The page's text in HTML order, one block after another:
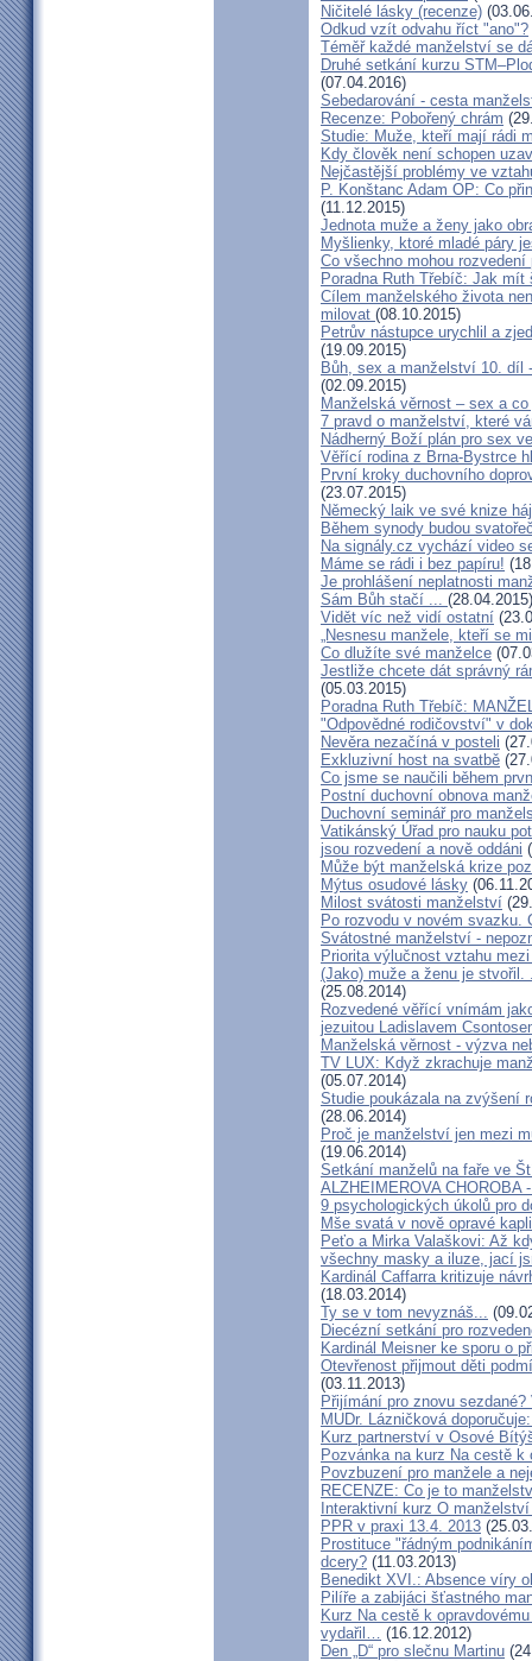
Ničitelé lásky (recenze)
Odkud vzít odvahu říct "ano"?
Téměř každé manželství se
Druhé setkání kurzu
(07.04.2016)
Sebedarování - cesta
Recenze: Pobořený chrám
Studie: Muže, kteří mají rádi
Kdy člověk není schopen
Nejčastější problémy ve
P. Konštanc Adam OP: Co
(11.12.2015)
Jednota muže a ženy jako
Myšlienky, ktoré mladé páry
Co všechno mohou
Poradna Ruth Třebíč: Jak
Cílem manželského života
milovat (08.10.2015)
Petrův nástupce urychlil a
(19.09.2015)
Bůh, sex a manželství 10. díl
(02.09.2015)
Manželská věrnost – sex a
7 pravd o manželství, které
Nádherný Boží plán pro sex
Věřící rodina z Brna-Bystrce
První kroky duchovního
(23.07.2015)
Německý laik ve své knize
Během synody budou
Na signály.cz vychází video
Máme se rádi i bez papíru!
Je prohlášení neplatnosti
Sám Bůh stačí ... (28.04.2015)
Vidět víc než vidí ostatní
„Nesnesu manžele, kteří se
Co dlužíte své manželce
Jestliže chcete dát správný
(05.03.2015)
Poradna Ruth Třebíč:
"Odpovědné rodičovství" v
Nevěra nezačíná v posteli
Exkluzivní host na svatbě
Co jsme se naučili během
Postní duchovní obnova
Duchovní seminář pro
Vatikánský Úřad pro nauku
jsou rozvedení a nově oddáni
Může být manželská krize
Mýtus osudové lásky
Milost svátosti manželství
Po rozvodu v novém svazku.
Svátostné manželství -
Priorita výlučnost vztahu
(Jako) muže a ženu je
(25.08.2014)
Rozvedené věřící vnímám
jezuitou Ladislavem
Manželská věrnost - výzva
TV LUX: Když zkrachuje
(05.07.2014)
Studie poukázala na zvýšení
(28.06.2014)
Proč je manželství jen mezi
(19.06.2014)
Setkání manželů na faře ve
ALZHEIMEROVA CHOROBA
9 psychologických úkolů pro
Mše svatá v nově opravé
Peťo a Mirka Valaškovi: Až
všechny masky a iluze, jací
Kardinál Caffarra kritizuje
(18.03.2014)
Ty se v tom nevyznáš...
Diecézní setkání pro
Kardinál Meisner ke sporu o
Otevřenost přijmout děti
(03.11.2013)
Přijímání pro znovu
MUDr. Lázničková
Kurz partnerství v Osové
Pozvánka na kurz Na cestě k
Povzbuzení pro manžele a
RECENZE: Co je to
Interaktivní kurz O
PPR v praxi 13.4. 2013
Prostituce "řádným
dcery? (11.03.2013)
Benedikt XVI.: Absence víry
Pilíře a zabijáci šťastného
Kurz Na cestě k
vydařil… (16.12.2012)
Den „D“ pro slečnu Martinu